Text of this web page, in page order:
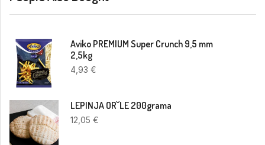
Aviko PREMIUM Super Crunch 9,5 mm
2,5kg
4,93€
LEPINJA OR˘LE 200grama
12,05€